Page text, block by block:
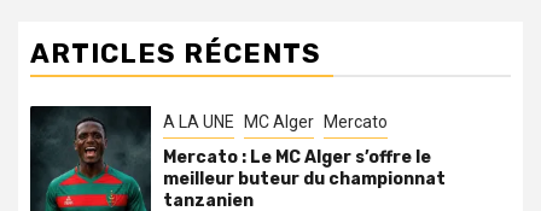
ARTICLES RÉCENTS
A LA UNE MC Alger Mercato
Mercato : Le MC Alger s’offre le
meilleur buteur du championnat
tanzanien